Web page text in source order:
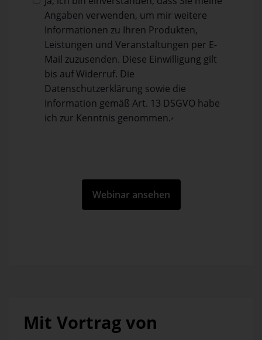
Angaben verwenden, um mir weitere
Informationen zu Ihren Produkten,
Leistungen und Veranstaltungen per E-
Mail zuzusenden. Diese Einwilligung gilt
bis auf Widerruf. Die
Datenschutzerklärung sowie die
Information gemäß Art. 13 DSGVO habe
ich zur Kenntnis genom­men.*
Mit Vortrag von